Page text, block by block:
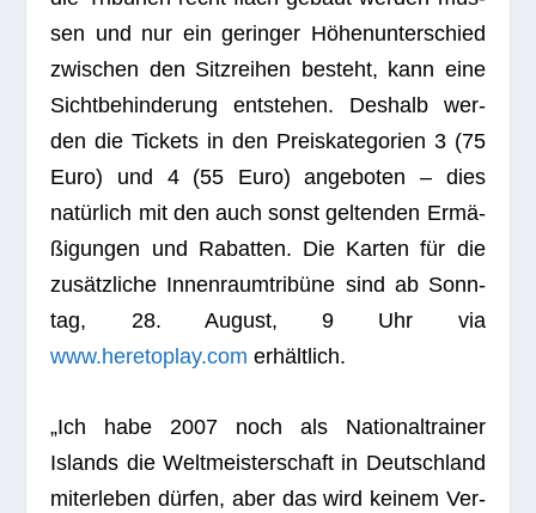
sen und nur ein gerin­ger Höhen­un­ter­schied
zwi­schen den Sitz­rei­hen besteht, kann eine
Sicht­be­hin­de­rung ent­ste­hen. Des­halb wer­
den die Tickets in den Preis­ka­te­go­rien 3 (75
Euro) und 4 (55 Euro) ange­bo­ten – dies
natür­lich mit den auch sonst gel­ten­den Ermä­
ßi­gun­gen und Rabat­ten. Die Kar­ten für die
zusätz­li­che Innen­raum­tri­büne sind ab Sonn­
tag, 28. August, 9 Uhr via
www.heretoplay.com erhältlich.
„Ich habe 2007 noch als Natio­nal­trai­ner
Islands die Welt­meis­ter­schaft in Deutsch­land
mit­er­le­ben dür­fen, aber das wird kei­nem Ver­